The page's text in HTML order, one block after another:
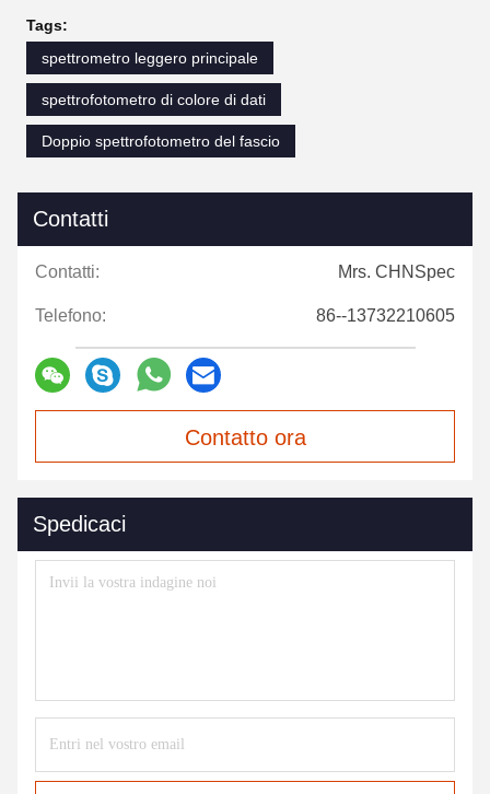
Tags:
spettrometro leggero principale
spettrofotometro di colore di dati
Doppio spettrofotometro del fascio
Contatti
Contatti: Mrs. CHNSpec
Telefono: 86--13732210605
Contatto ora
Spedicaci